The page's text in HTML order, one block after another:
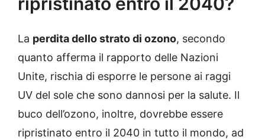
La perdita dello strato di ozono, secondo
quanto afferma il rapporto delle Nazioni
Unite, rischia di esporre le persone ai raggi
UV del sole che sono dannosi per la salute. Il
buco dell’ozono, inoltre, dovrebbe essere
ripristinato entro il 2040 in tutto il mondo, ad